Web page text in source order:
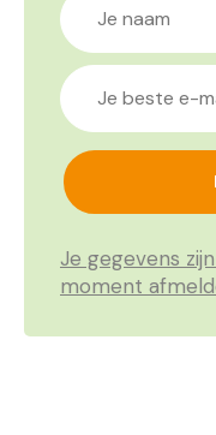
Je gegevens
moment